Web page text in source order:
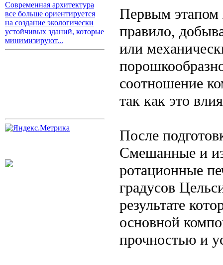
Современная архитектура
все больше ориентируется
на создание экологически
устойчивых зданий, которые
минимизируют...
Первым этапом
правило,
или
соотношение
так как это
После
Смешанные и
ротационные
градусов
результате
основной
прочностью и